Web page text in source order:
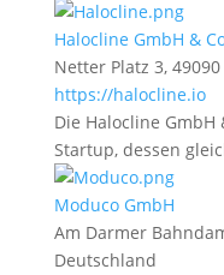
Halocline GmbH &
Netter Platz 3,
https://halocline.io
Die Halocline GmbH
Startup, dessen
Moduco GmbH
Am Darmer
Deutschland